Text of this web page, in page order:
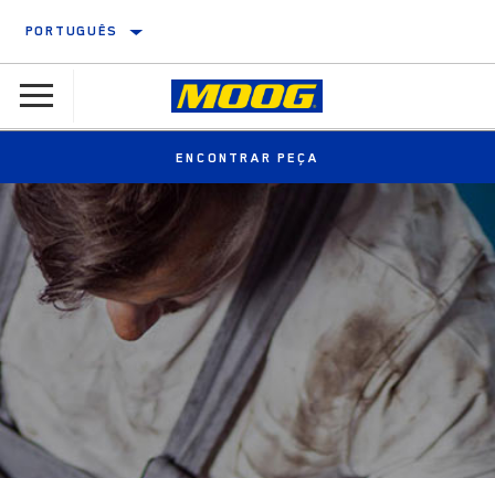
PORTUGUÊS
ENCONTRAR PEÇA